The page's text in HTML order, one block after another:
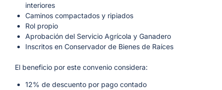
interiores
Caminos compactados y ripiados
Rol propio
Aprobación del Servicio Agrícola y Ganadero
Inscritos en Conservador de Bienes de Raíces
El beneficio por este convenio considera:
12% de descuento por pago contado